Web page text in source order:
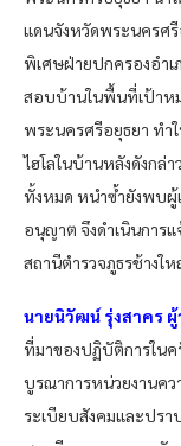
แดนจังหวัดพระนครศ
พิเศษฝ่ายปกครองอำเ
สอบบ้านในพื้นที่เป้าห
พระนครศรีอยุธยา ทำ
ไฮโลในบ้านหลังดังกล่
ทั้งหมด หนำซ้ำยังพบผู้
อนุญาต จึงดำเนินการ
สถานีตำรวจภูธรช้างใ
นายนิวัฒน์ รุ่งสาคร
ที่มาของปฏิบัติการในค
บูรณาการหน่วยงานค
ระเบียบสังคมและปร